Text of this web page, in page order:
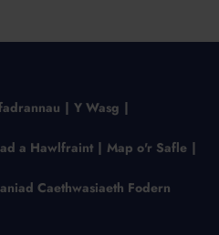
Y Wasg
a Hawlfraint Map o'r Safle
Caethwasiaeth Fodern